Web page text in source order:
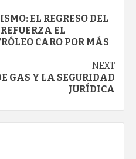
EL REGRESO DEL
EL
CARO POR MÁS
NEXT
GAS Y LA SEGURIDAD
JURÍDICA